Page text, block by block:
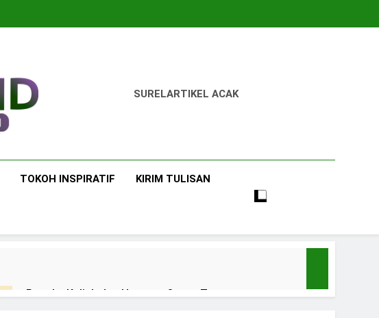
SURELARTIKEL ACAK
TOKOH INSPIRATIF KIRIM TULISAN
Bangku Kuliah dan Harapan Orang Tua